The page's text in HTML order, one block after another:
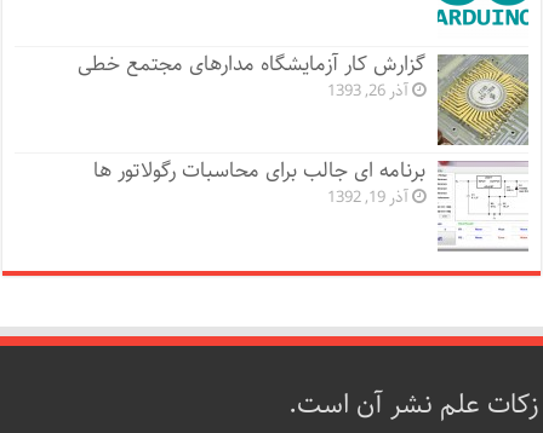
گزارش کار آزمایشگاه مدارهای مجتمع خطی
آذر 26, 1393
برنامه ای جالب برای محاسبات رگولاتور ها
آذر 19, 1392
زکات علم نشر آن است.